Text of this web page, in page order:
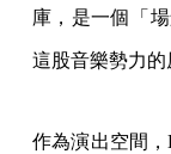
庫，是一個「
這股音樂勢力的
作為演出空間